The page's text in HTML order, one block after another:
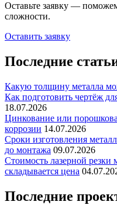
Оставьте заявку —
сложности.
Оставить заявку
Последние
Какую толщину металла
Как подготовить чертёж
18.07.2026
Цинкование или
коррозии 14.07.2026
Сроки изготовления
до монтажа 09.07.2026
Стоимость лазерной резки
складывается цена
Последние